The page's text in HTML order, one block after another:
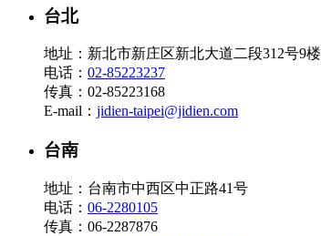
台北
地址：新北市新庄区新北大道二段312号9楼
电话： 02-85223237
传真：02-85223168
E-mail： jidien-taipei@jidien.com
台南
地址：台南市中西区中正路41号
电话： 06-2280105
传真：06-2287876